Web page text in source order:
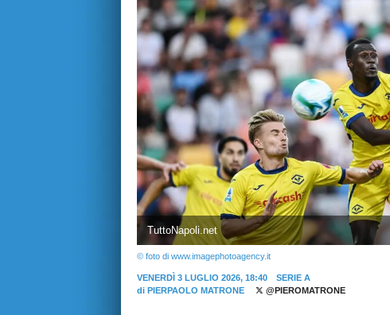
TuttoNapoli.net
© foto di www.imagephotoagency.it
VENERDÌ 3 LUGLIO 2026, 18:40
SERIE A
di PIERPAOLO MATRONE @PIEROMATRONE